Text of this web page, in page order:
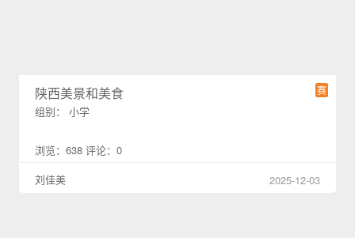
赛
陕西美景和美食
组别： 小学
浏览：638 评论：0
刘佳美
2025-12-03